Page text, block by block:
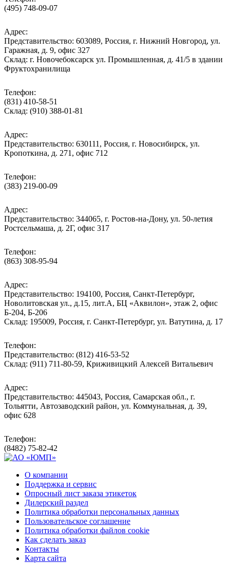
(495) 748-09-07
Адрес:
Представительство: 603089, Россия, г. Нижний Новгород, ул.
Гаражная, д. 9, офис 327
Склад: г. Новочебоксарск ул. Промышленная, д. 41/5 в здании
Фруктохранилища
Телефон:
(831) 410-58-51
Склад: (910) 388-01-81
Адрес:
Представительство: 630111, Россия, г. Новосибирск, ул.
Кропоткина, д. 271, офис 712
Телефон:
(383) 219-00-09
Адрес:
Представительство: 344065, г. Ростов-на-Дону, ул. 50-летия
Ростсельмаша, д. 2Г, офис 317
Телефон:
(863) 308-95-94
Адрес:
Представительство: 194100, Россия, Санкт-Петербург,
Новолитовская ул., д.15, лит.А, БЦ «Аквилон», этаж 2, офис
Б-204, Б-206
Склад: 195009, Россия, г. Санкт-Петербург, ул. Ватутина, д. 17
Телефон:
Представительство: (812) 416-53-52
Склад: (911) 711-80-59, Криживицкий Алексей Витальевич
Адрес:
Представительство: 445043, Россия, Самарская обл., г.
Тольятти, Автозаводский район, ул. Коммунальная, д. 39,
офис 628
Телефон:
(8482) 75-82-42
О компании
Поддержка и сервис
Опросный лист заказа этикеток
Дилерский раздел
Политика обработки персональных данных
Пользовательское соглашение
Политика обработки файлов cookie
Как сделать заказ
Контакты
Карта сайта